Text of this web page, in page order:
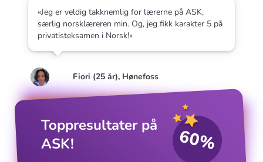
«Jeg er veldig takknemlig for lærerne på ASK,
særlig norsklæreren min. Og, jeg fikk karakter 5 på
privatisteksamen i Norsk!»
Fiori (25 år), Hønefoss
Toppresultater på
ASK!
60%